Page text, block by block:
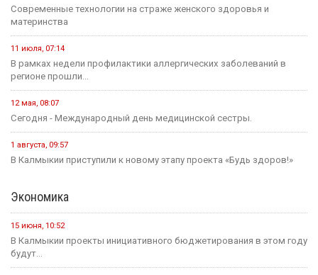
Современные технологии на страже женского здоровья и
материнства
11 июля, 07:14
В рамках недели профилактики аллергических заболеваний в
регионе прошли...
12 мая, 08:07
Сегодня - Международный день медицинской сестры.
1 августа, 09:57
В Калмыкии приступили к новому этапу проекта «Будь здоров!»
Экономика
15 июня, 10:52
В Калмыкии проекты инициативного бюджетирования в этом году
будут...